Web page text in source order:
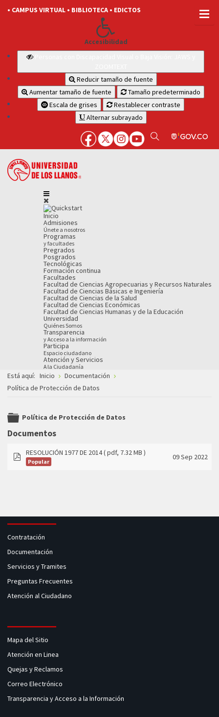
• CAMPUS VIRTUAL • BIBLIOTECA • EDICTOS
Accesibilidad
Reducir tamaño de fuente
Aumentar tamaño de fuente
Tamaño predeterminado
Escala de grises
Restablecer contraste
Alternar subrayado
Inicio
Admisiones
Únete a nosotros
Programas
y facultades
Pregrados
Posgrados
Tecnológicas
Formación continua
Facultades
Facultad de Ciencias Agropecuarias y Recursos Naturales
Facultad de Ciencias Básicas e Ingeniería
Facultad de Ciencias de la Salud
Facultad de Ciencias Económicas
Facultad de Ciencias Humanas y de la Educación
Universidad
Quiénes Somos
Transparencia
y Acceso a la información
Participa
Espacio ciudadano
Atención y Servicios
A la Ciudadanía
Está aquí: Inicio
Documentación
Política de Protección de Datos
folder
Política de Protección de Datos
Documentos
pdf
RESOLUCIÓN 1977 DE 2014( pdf, 7.32 MB )
Popular
09 Sep 2022
Contratación
Documentación
Servicios y Tramites
Preguntas Frecuentes
Atención al Ciudadano
Mapa del Sitio
Atención en Linea
Quejas y Reclamos
Correo Electrónico
Transparencia y Acceso a la Información